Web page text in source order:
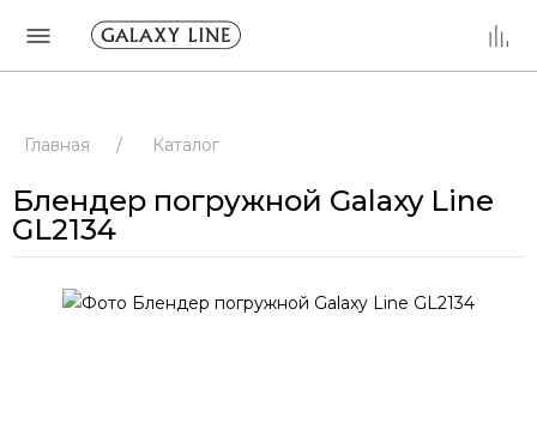
Главная / Каталог
Блендер погружной Galaxy Line
GL2134